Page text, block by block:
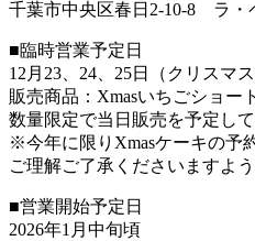
千葉市中央区春日2-10-8 ラ
■臨時営業予定日
12月23、24、25日（クリスマス
販売商品：Xmasいちごショー
数量限定で当日販売を予定し
※今年に限りXmasケーキの予
ご理解ご了承くださいますよ
■営業開始予定日
2026年1月中旬頃